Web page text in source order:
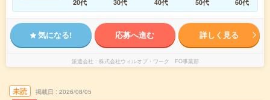
20代
30代 40代 50代 60代
気になる! 応募へ進む 詳しく見る
派遣会社 株式会社ウィルオブ・ワーク FO事業部
未読 掲載日 2026/08/05